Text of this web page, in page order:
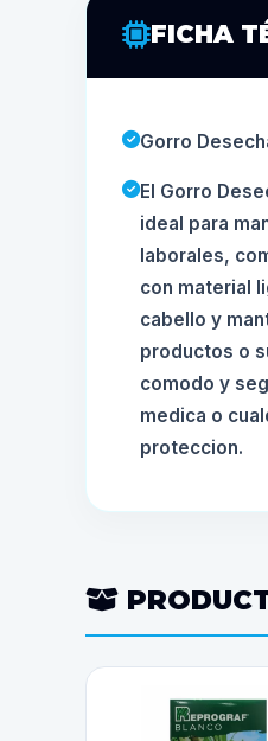
FICHA
Gorro
El Gorro
ideal para
laborales,
con material
cabello y
productos o
comodo y
medica o
proteccion.